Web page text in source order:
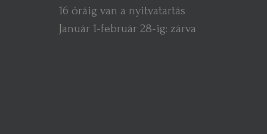
16 óráig van a nyitvatartás
Január 1-február 28-ig: zárva